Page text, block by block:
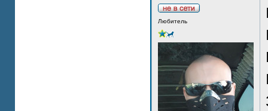
Любитель